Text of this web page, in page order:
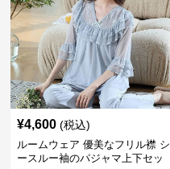
¥4,600 (税込)
ルームウェア 優美なフリル襟 シ
ースルー袖のパジャマ上下セッ